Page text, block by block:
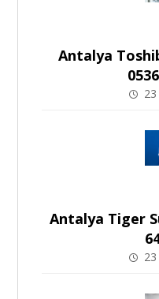
Antalya
Antalya Tiger